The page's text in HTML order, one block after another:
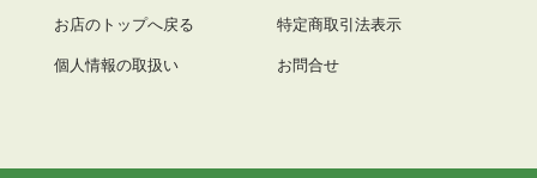
お店のトップへ戻る 特定商取引法表示
個人情報の取扱い お問合せ